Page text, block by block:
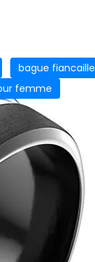
bague fiancaille
femme